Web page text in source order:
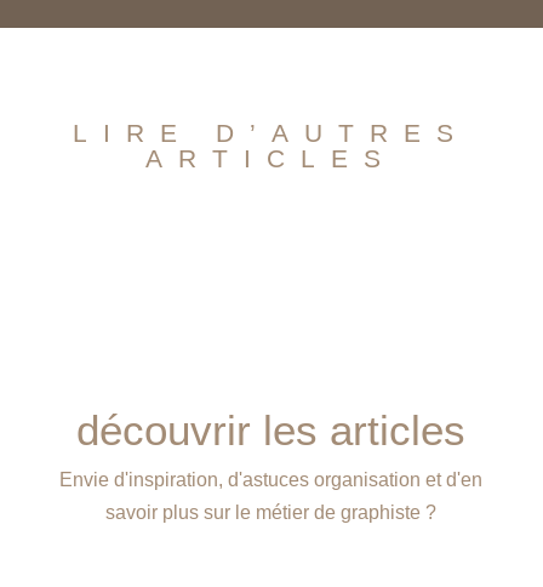
LIRE D’AUTRES
ARTICLES
découvrir les articles
Envie d'inspiration, d'astuces organisation et d'en
savoir plus sur le métier de graphiste ?